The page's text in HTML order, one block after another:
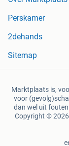
Perskamer
2dehands
Sitemap
Marktplaats is,
voor
dan wel uit
Copyright ©